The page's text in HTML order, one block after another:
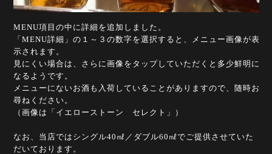
MENU項目の中に詳細を追加しました。
「MENU詳細」の１～３の数字を選択すると、メニュー画像が表
示されます。
見にくい場合は、さらに画像をタップしていただくと多少鮮明に
なるようです。
メニューにないお酒も入荷していることがありますので、随時お
尋ねください。
（画像は「イエローストーン セレクト」）
なお、当店ではシングル40㎖／ダブル60㎖でご提供させていた
だいております。